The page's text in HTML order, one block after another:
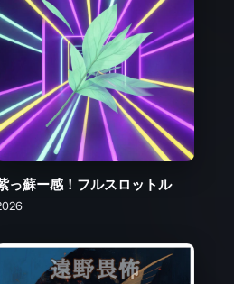
紫っ蘇ー感！フルスロットル
2026